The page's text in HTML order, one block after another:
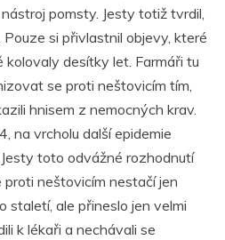
pomsty. Jesty totiž tvrdil,
si přivlastnil objevy, které
kolovaly desítky let. Farmáři tu
se proti neštovicím tím,
hnisem z nemocných krav.
na vrcholu další epidemie
toto odvážné rozhodnutí
proti neštovicím nestačí jen
staletí, ale přineslo jen velmi
k lékaři a nechávali se